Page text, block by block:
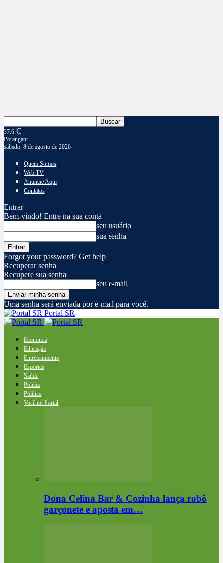
37.6 C
Porangatu
sábado, 8 de agosto de 2026
Quem Somos
Web TV
Anuncie Aqui
Contatos
Entrar
Bem-vindo! Entre na sua conta
seu usuário
sua senha
Forgot your password? Get help
Recuperar senha
Recupere sua senha
seu e-mail
Uma senha será enviada por e-mail para você.
Portal SR
Economia
Educação
Entretenimento
Esportes
Saúde
Polícia
Política
Você no Portal
Dona Celina Bar & Cozinha lança robô
garçonete e aposta em…